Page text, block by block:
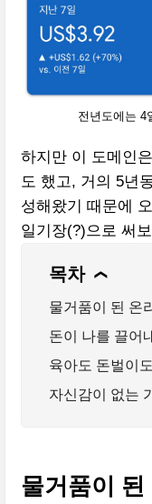
전년도에는 4
하지만 이 도메인
도 했고, 거의 5년
성해왔기 때문에
일기장(?)으로 써
목차 ❯
물거품이 된 온
돈이 나를 끌어
육아도 돈벌이
자신감이 없는
물거품이